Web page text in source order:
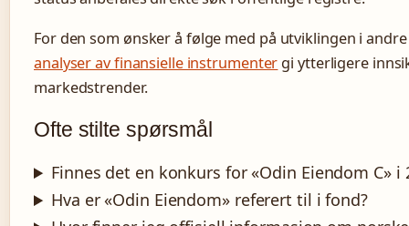
For den som ønsker å følge med på utviklingen i
analyser av finansielle instrumenter gi ytterligere
markedstrender.
Ofte stilte spørsmål
Finnes det en konkurs for «Odin Eiendom C» i
Hva er «Odin Eiendom» referert til i fond?